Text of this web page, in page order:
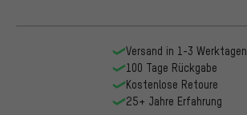
Versand in 1-3 Werktagen
100 Tage Rückgabe
Kostenlose Retoure
25+ Jahre Erfahrung